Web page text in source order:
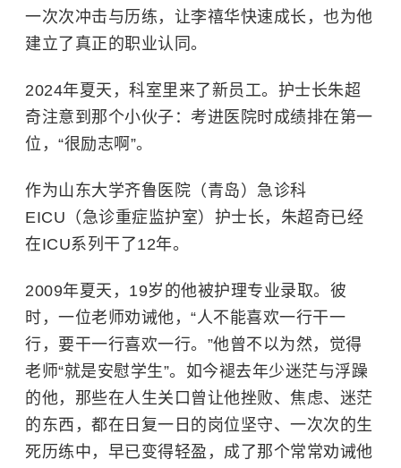
一次次冲击与历练，让李禧华快速成长，也为他
建立了真正的职业认同。
2024年夏天，科室里来了新员工。护士长朱超
奇注意到那个小伙子：考进医院时成绩排在第一
位，“很励志啊”。
作为山东大学齐鲁医院（青岛）急诊科
EICU（急诊重症监护室）护士长，朱超奇已经
在ICU系列干了12年。
2009年夏天，19岁的他被护理专业录取。彼
时，一位老师劝诫他，“人不能喜欢一行干一
行，要干一行喜欢一行。”他曾不以为然，觉得
老师“就是安慰学生”。如今褪去年少迷茫与浮躁
的他，那些在人生关口曾让他挫败、焦虑、迷茫
的东西，都在日复一日的岗位坚守、一次次的生
死历练中，早已变得轻盈，成了那个常常劝诫他